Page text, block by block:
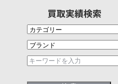
買取実績検索